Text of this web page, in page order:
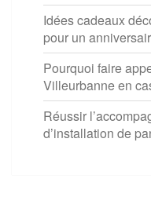
Idées cadeaux
pour un
Pourquoi faire
Villeurbanne en
Réussir
d’installation de